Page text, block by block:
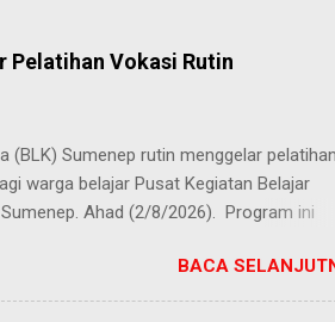
Pelatihan Vokasi Rutin
(BLK) Sumenep rutin menggelar pelatihan
warga belajar Pusat Kegiatan Belajar
Ahad (2/8/2026). Program ini
dipilih peserta sesuai bakat dan minat
hangat para peserta. Salah satunya
BACA